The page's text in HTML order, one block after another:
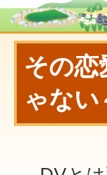
その恋
ゃない